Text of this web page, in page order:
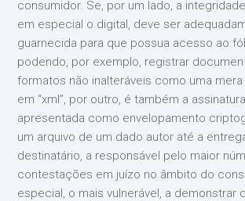
consumidor. Se, por um lado, a
em especial o digital, deve ser
guarnecida para que possua acesso ao
podendo, por exemplo, registrar
formatos não inalteráveis como uma mera
em “xml”, por outro, é também a
apresentada como envelopamento
um arquivo de um dado autor até a
destinatário, a responsável pelo maior
contestações em juízo no âmbito do
especial, o mais vulnerável, a demonstrar